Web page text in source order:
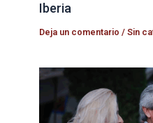
Iberia
Deja un comentario /Sin